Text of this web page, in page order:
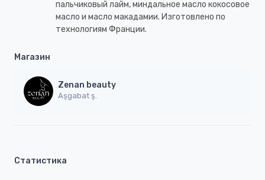
пальчиковый лайм, миндальное масло кокосовое
масло и масло макадамии. Изготовлено по
технологиям Франции.
Магазин
Zenan beauty
Aşgabat ş.
Статистика